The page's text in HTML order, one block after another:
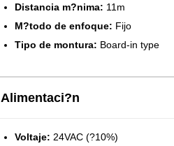
Distancia m?nima: 11m
M?todo de enfoque: Fijo
Tipo de montura: Board-in type
Alimentaci?n
Voltaje: 24VAC (?10%)